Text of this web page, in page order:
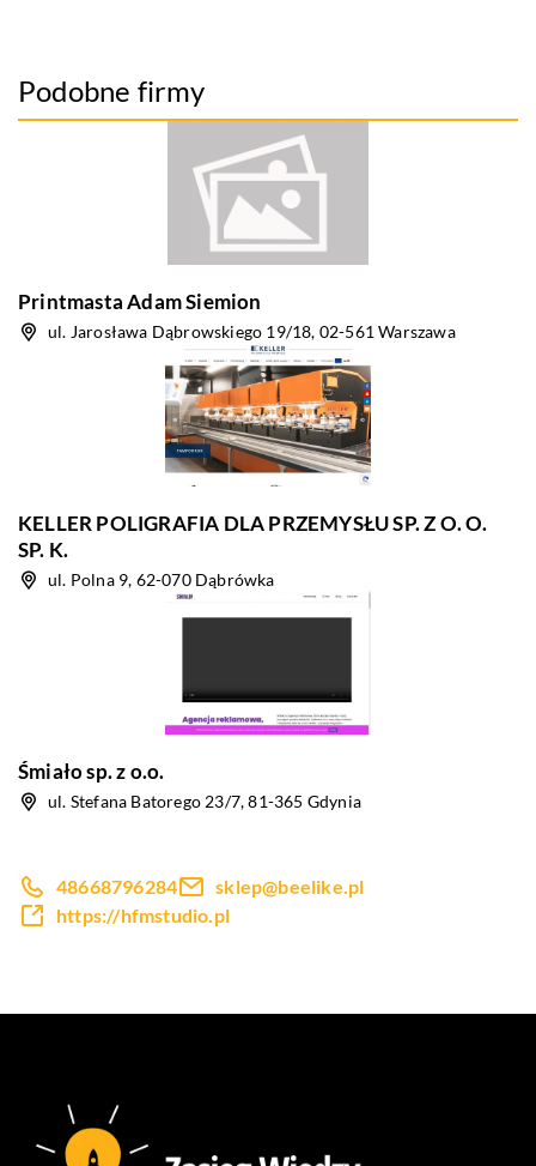
Podobne firmy
Printmasta Adam Siemion
ul. Jarosława Dąbrowskiego 19/18, 02-561 Warszawa
KELLER POLIGRAFIA DLA PRZEMYSŁU SP. Z O. O.
SP. K.
ul. Polna 9, 62-070 Dąbrówka
Śmiało sp. z o.o.
ul. Stefana Batorego 23/7, 81-365 Gdynia
48668796284
sklep@beelike.pl
https://hfmstudio.pl